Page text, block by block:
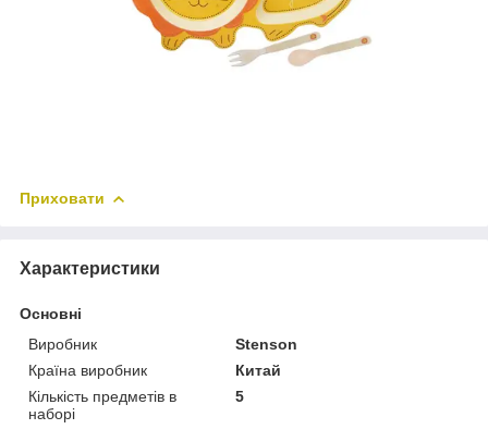
Приховати
Характеристики
Основні
Виробник
Stenson
Країна виробник
Китай
Кількість предметів в
наборі
5